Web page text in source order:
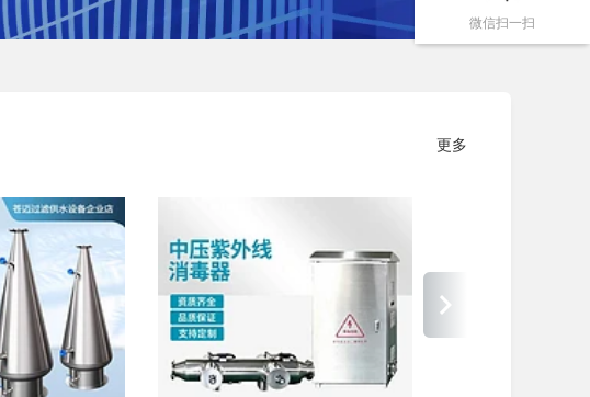
更多
微信扫一扫